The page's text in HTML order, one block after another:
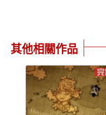
其他相關作品